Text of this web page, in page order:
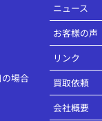
場合
ニュース
お客様の声
リンク
買取依頼
会社概要